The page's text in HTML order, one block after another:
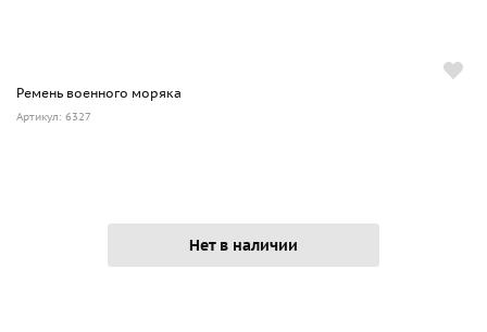
Ремень военного моряка
Артикул: 6327
Нет в наличии